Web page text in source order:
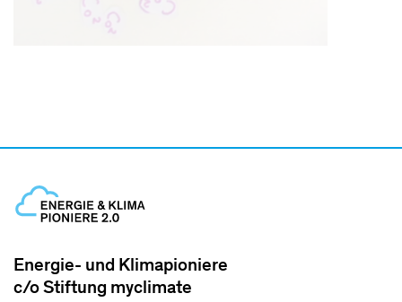
Energie- und Klimapioniere
c/o Stiftung myclimate